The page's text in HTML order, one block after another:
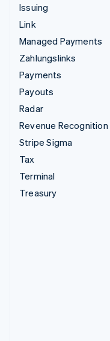
Issuing
Link
Managed Payments
Zahlungslinks
Payments
Payouts
Radar
Revenue Recognition
Stripe Sigma
Tax
Terminal
Treasury